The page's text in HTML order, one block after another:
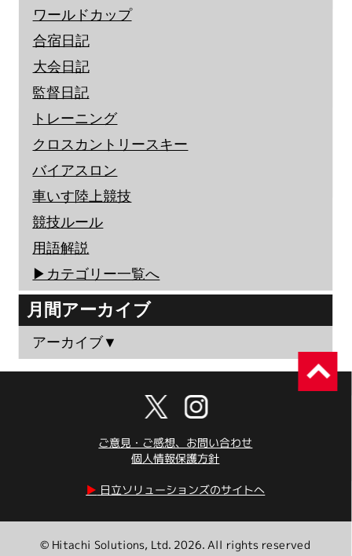
ワールドカップ
合宿日記
大会日記
監督日記
トレーニング
クロスカントリースキー
バイアスロン
車いす陸上競技
競技ルール
用語解説
▶︎カテゴリー一覧へ
月間アーカイブ
アーカイブ▼
ご意見・ご感想、お問い合わせ
個人情報保護方針
▶︎ 日立ソリューションズのサイトへ
© Hitachi Solutions, Ltd. 2026. All rights reserved